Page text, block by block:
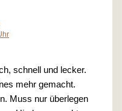
schnell und lecker.
mehr gemacht.
Muss nur überlegen